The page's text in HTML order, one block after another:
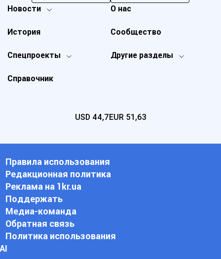
Новости
Спецпроекты Другие разделы
История
О нас
Справочник
Сообщество
USD 44,7EUR 51,63
Правила использования
Редакционная политика
Реклама на 1kr.ua
Поддержать
Медиа-команда
Обратная связь
Политика использования
АI